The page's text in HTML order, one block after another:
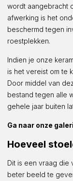
wordt aangebracht
afwerking is het
beschermd tegen
roestplekken.
Indien je onze
is het vereist om te
Door middel van
bestand tegen alle
gehele jaar buiten
Ga naar onze
Hoeveel
Dit is een vraag die
beter beeld te